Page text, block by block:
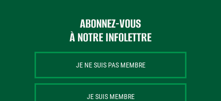
ABONNEZ-VOUS
À NOTRE INFOLETTRE
JE NE SUIS PAS MEMBRE
JE SUIS MEMBRE